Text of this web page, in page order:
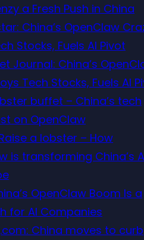
a Fresh Push in China
China’s OpenClaw
Stocks, Fuels AI Pivot
Journal: China’s
Tech Stocks, Fuels AI
buffet – China’s tech
on OpenClaw
a lobster – How
is transforming China’s
OpenClaw Boom Is a
for AI Companies
China moves to curb